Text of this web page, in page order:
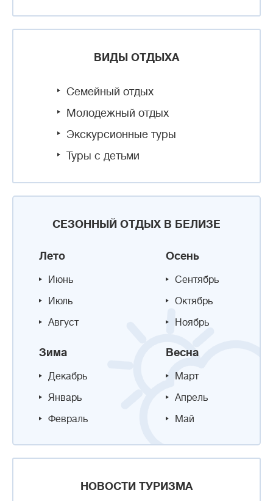
ВИДЫ ОТДЫХА
Семейный отдых
Молодежный отдых
Экскурсионные туры
Туры с детьми
СЕЗОННЫЙ ОТДЫХ В БЕЛИЗЕ
Лето
Июнь
Июль
Август
Осень
Сентябрь
Октябрь
Ноябрь
Зима
Декабрь
Январь
Февраль
Весна
Март
Апрель
Май
НОВОСТИ ТУРИЗМА